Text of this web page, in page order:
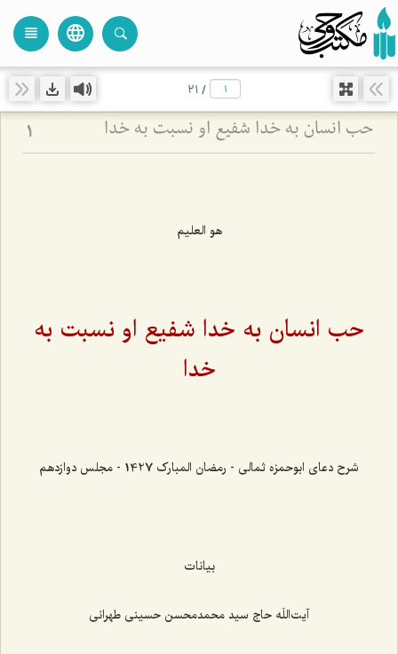
language
view_headline
/
21
حب انسان به خدا شفیع او نسبت به خدا 1
هو العليم
حب انسان به خدا شفیع او نسبت به
خدا
شرح دعای ابوحمزه ثمالی - رمضان المبارک 1427 - مجلس دوازدهم
بیانات
آیت‌اللَه حاج سید محمدمحسن حسینی طهرانی